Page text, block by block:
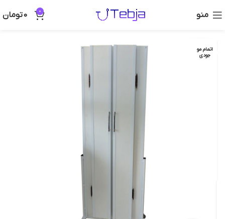
منو 0
0تومان
اتمام مو
جودی